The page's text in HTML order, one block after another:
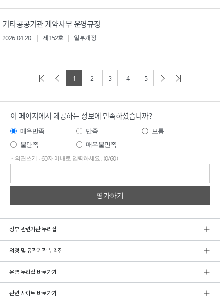
기타공공기관 계약사무 운영규정
2026.04.20. 제152호 일부개정
1 2 3 4 5
이 페이지에서 제공하는 정보에 만족하셨습니까?
매우만족 만족
보통
불만족
매우불만족
* 의견쓰기 : 60자 이내로 입력하세요. (0/60)
정부 관련기관 누리집
외청 및 유관기관 누리집
운영 누리집 바로가기
관련 사이트 바로가기